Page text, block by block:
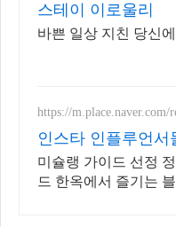
스테이 이로울리
바쁜 일상 지친 당신
https://m.place.naver.com/
인스타 인플루언서
한옥에서 즐기는
미슐랭 가이드 선정
드 한옥에서 즐기는